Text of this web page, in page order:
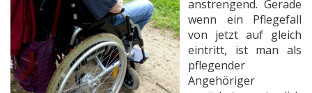
anstrengend. Gerade
wenn ein Pflegefall
von jetzt auf gleich
eintritt, ist man als
pflegender
Angehöriger